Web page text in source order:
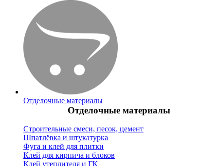
Отделочные материалы
Отделочные материалы
Строительные смеси, песок, цемент
Шпатлёвка и штукатурка
Фуга и клей для плитки
Клей для кирпича и блоков
Клей утеплителя и ГК